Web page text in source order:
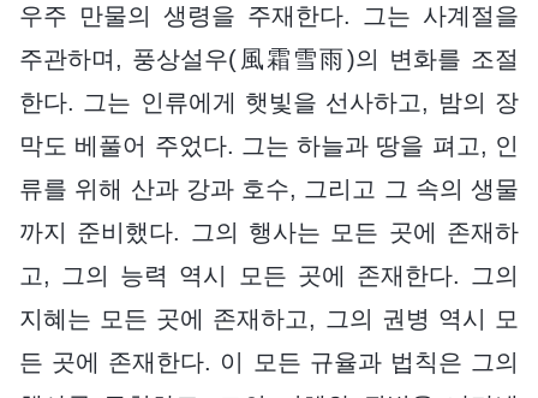
우주 만물의 생령을 주재한다. 그는 사계절을
주관하며, 풍상설우(風霜雪雨)의 변화를 조절
한다. 그는 인류에게 햇빛을 선사하고, 밤의 장
막도 베풀어 주었다. 그는 하늘과 땅을 펴고, 인
류를 위해 산과 강과 호수, 그리고 그 속의 생물
까지 준비했다. 그의 행사는 모든 곳에 존재하
고, 그의 능력 역시 모든 곳에 존재한다. 그의
지혜는 모든 곳에 존재하고, 그의 권병 역시 모
든 곳에 존재한다. 이 모든 규율과 법칙은 그의